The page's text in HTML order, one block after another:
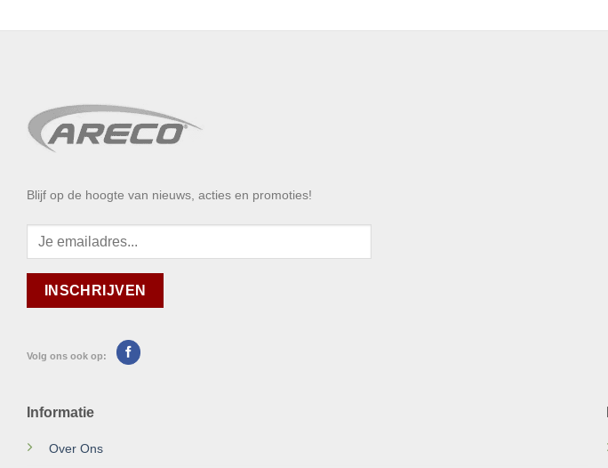
Blijf op de hoogte van nieuws, acties en promoties!
Volg ons ook op:
Informatie
Over Ons